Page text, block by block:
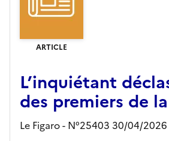
ARTICLE
L’inquiétant
des premiers de
Le Figaro - N°25403 30/04/2026